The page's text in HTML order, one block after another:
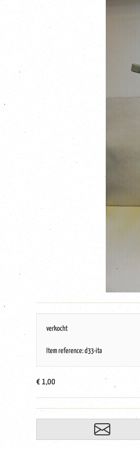
verkocht
Item reference: d33-ita
€ 1,00